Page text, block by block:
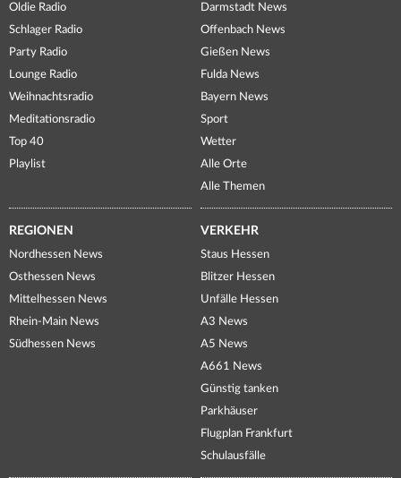
Oldie Radio
Schlager Radio
Party Radio
Lounge Radio
Weihnachtsradio
Meditationsradio
Top 40
Playlist
Darmstadt News
Offenbach News
Gießen News
Fulda News
Bayern News
Sport
Wetter
Alle Orte
Alle Themen
REGIONEN
Nordhessen News
Osthessen News
Mittelhessen News
Rhein-Main News
Südhessen News
VERKEHR
Staus Hessen
Blitzer Hessen
Unfälle Hessen
A3 News
A5 News
A661 News
Günstig tanken
Parkhäuser
Flugplan Frankfurt
Schulausfälle